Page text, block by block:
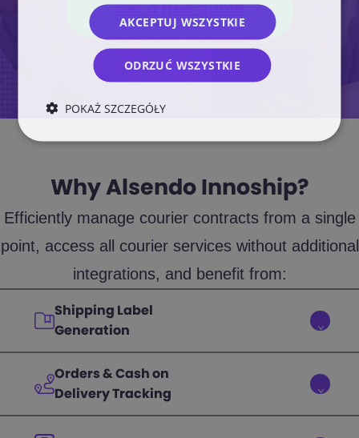
Get a free quote
Why Alsendo Innoship?
Efficiently manage courier contracts from a single
point, access all courier services without additional
integrations, and benefit from:
Shipping Label
Generation
Orders & Cash on
Delivery Tracking
AKCEPTUJ WSZYSTKIE
ODRZUĆ WSZYSTKIE
POKAŻ SZCZEGÓŁY